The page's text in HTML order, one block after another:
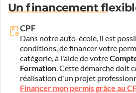
Un financement
CPF
Dans notre auto-école, il est
conditions, de financer votre
catégorie, à l'aide de votre
Formation. Cette démarche doit
réalisation d'un projet
Financer mon permis grâce au